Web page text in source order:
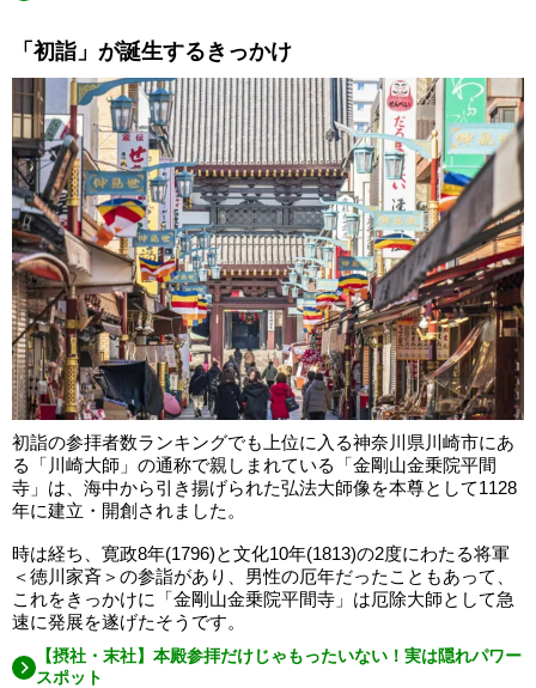
「初詣」が誕生するきっかけ
初詣の参拝者数ランキングでも上位に入る神奈川県川崎市にあ
る「川崎大師」の通称で親しまれている「金剛山金乗院平間
寺」は、海中から引き揚げられた弘法大師像を本尊として1128
年に建立・開創されました。
時は経ち、寛政8年(1796)と文化10年(1813)の2度にわたる将軍
＜徳川家斉＞の参詣があり、男性の厄年だったこともあって、
これをきっかけに「金剛山金乗院平間寺」は厄除大師として急
速に発展を遂げたそうです。
【摂社・末社】本殿参拝だけじゃもったいない！実は隠れパワー
スポット